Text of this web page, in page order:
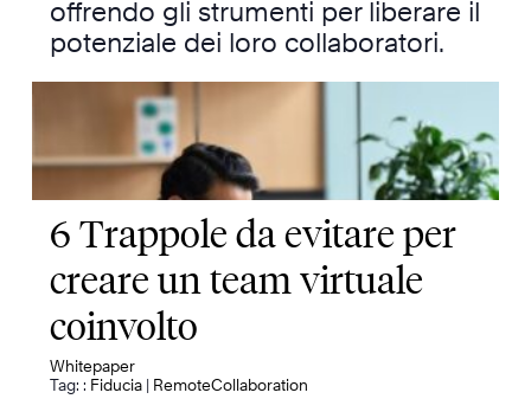
offrendo gli strumenti per liberare il
potenziale dei loro collaboratori.
6 Trappole da evitare per
creare un team virtuale
coinvolto
Whitepaper
Tag: : Fiducia | RemoteCollaboration